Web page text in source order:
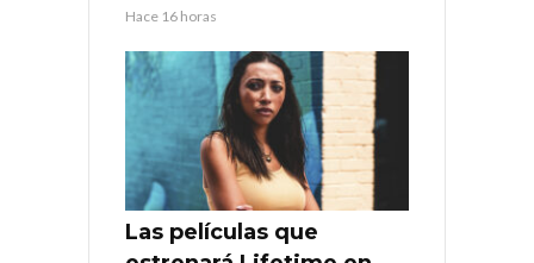
Hace 16 horas
Las películas que